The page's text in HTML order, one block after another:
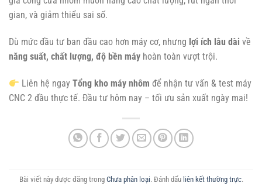
gian, và giảm thiểu sai số.
Dù mức đầu tư ban đầu cao hơn máy cơ, nhưng lợi ích lâu dài về
năng suất, chất lượng, độ bền máy hoàn toàn vượt trội.
Liên hệ ngayTổng kho máy nhôm để nhận tư vấn & test máy
CNC 2 đầu thực tế. Đầu tư hôm nay – tối ưu sản xuất ngày mai!
Bài viết này được đăng trong Chưa phân loại. Đánh dấu liên kết thường trực.